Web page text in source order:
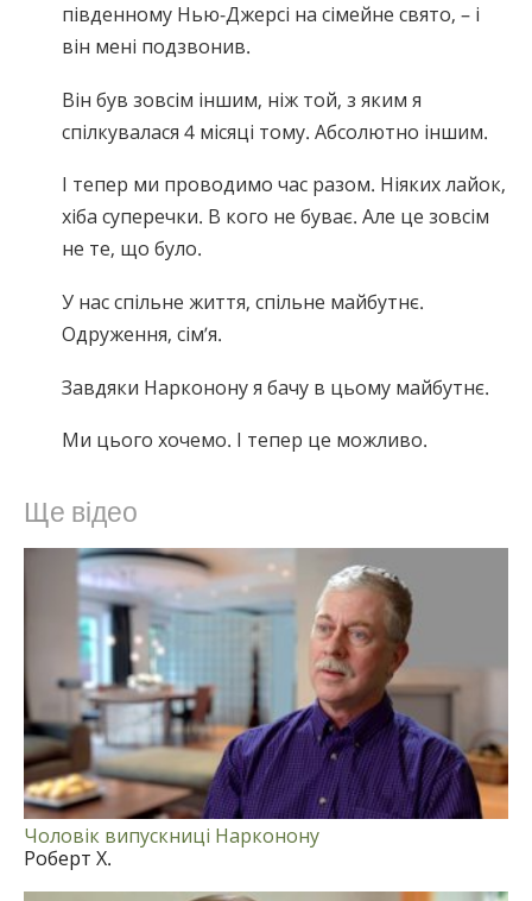
південному Нью-Джерсі на сімейне свято, – і
він мені подзвонив.
Він був зовсім іншим, ніж той, з яким я
спілкувалася 4 місяці тому. Абсолютно іншим.
І тепер ми проводимо час разом. Ніяких лайок,
хіба суперечки. В кого не буває. Але це зовсім
не те, що було.
У нас спільне життя, спільне майбутнє.
Одруження, сім’я.
Завдяки Нарконону я бачу в цьому майбутнє.
Ми цього хочемо. І тепер це можливо.
Ще відео
Чоловік випускниці Нарконону
Роберт Х.